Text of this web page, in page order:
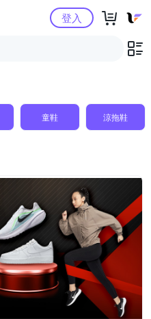
Yahoo購物中心登入
童鞋 涼拖鞋